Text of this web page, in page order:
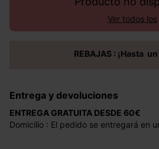
Ver todos los
REBAJAS : ¡Hasta
Entrega y devoluciones
ENTREGA GRATUITA DESDE 60€
Domicilio : El pedido se entregará en